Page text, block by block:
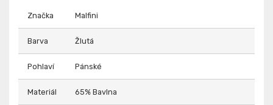
Značka Malfini
Barva Žlutá
Pohlaví Pánské
Materiál 65% Bavlna